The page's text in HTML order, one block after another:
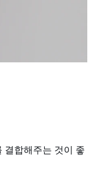
결합해주는 것이 좋